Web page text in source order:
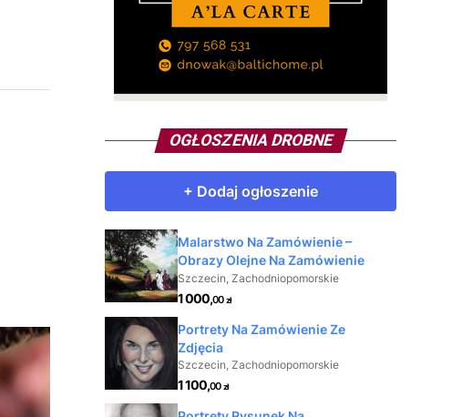
OGŁOSZENIA DROBNE